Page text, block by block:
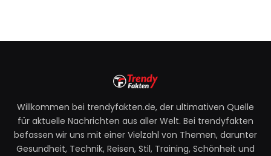
Willkommen bei trendyfakten.de, der ultimativen Quelle
für aktuelle Nachrichten aus aller Welt. Bei trendyfakten
befassen wir uns mit einer Vielzahl von Themen, darunter
Gesundheit, Technik, Reisen, Stil, Training, Schönheit und